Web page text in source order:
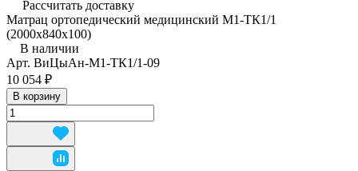
Рассчитать доставку
Матрац ортопедический медицинский М1-ТК1/1
(2000x840x100)
В наличии
Арт. ВиЦыАн-М1-ТК1/1-09
10 054 ₽
В корзину